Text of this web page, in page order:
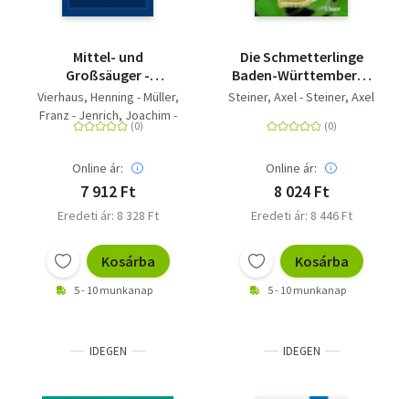
Mittel- und
Großsäuger -
Bildbestimmungsschlüssel
anhand von
Schädelmerkmalen
Vierhaus, Henning - Müller,
Franz - Jenrich, Joachim -
Löhr, Paul-Walter
Online ár:
7 912 Ft
Eredeti ár: 8 328 Ft
Kosárba
5 - 10 munkanap
Die Schmetterlinge
Baden-Württembergs
6. Nachtfalter 4 - Eulen
Steiner, Axel - Steiner, Axel
Online ár:
8 024 Ft
Eredeti ár: 8 446 Ft
Kosárba
5 - 10 munkanap
IDEGEN IDEGEN